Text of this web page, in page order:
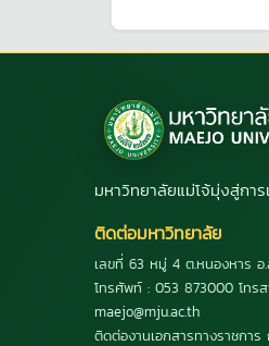
มหาวิทยาลัยแม่โจ้มุ่งสู่กา
ติดต่อมหาวิทยาลัย
เลขที่ 63 หมู่ 4 ต.หนองหาร อ
โทรศัพท์ : 053 873000 โทร
maejo@mju.ac.th
ติดต่องานเอกสารทางราชการ